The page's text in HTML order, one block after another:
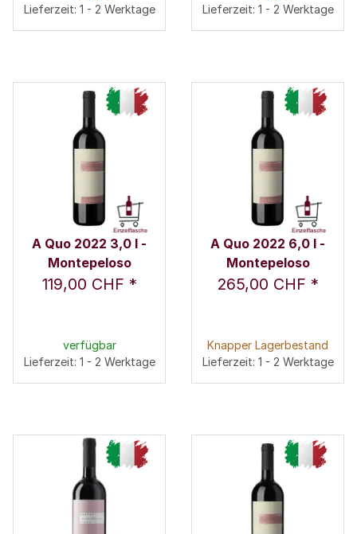
Lieferzeit: 1 - 2 Werktage
Lieferzeit: 1 - 2 Werktage
A Quo 2022 3,0 l -
Montepeloso
119,00 CHF *
verfügbar
Lieferzeit: 1 - 2 Werktage
A Quo 2022 6,0 l -
Montepeloso
265,00 CHF *
Knapper Lagerbestand
Lieferzeit: 1 - 2 Werktage